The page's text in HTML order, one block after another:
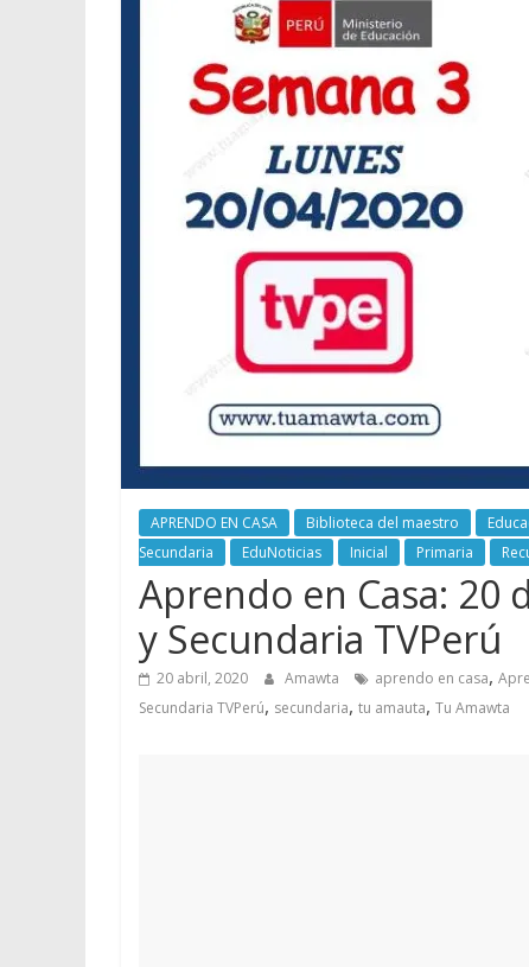
APRENDO EN CASA Biblioteca del maestro
Secundaria
EduNoticias Inicial Primaria
Aprendo en Casa: 20
y Secundaria TVPerú
20 abril, 2020 Amawta aprendo en casa,
Secundaria TVPerú, secundaria, tu amauta, Tu Amawta